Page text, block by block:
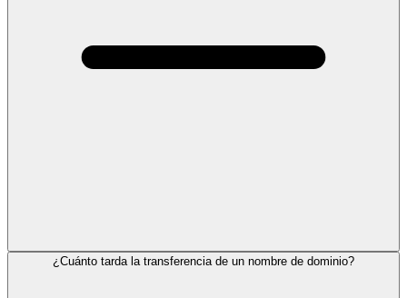
¿Cuánto tarda la transferencia de un nombre de dominio?